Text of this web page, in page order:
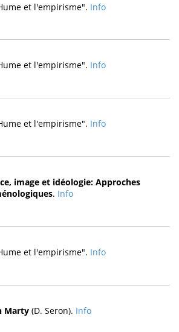
et l'empirisme". Info
et l'empirisme". Info
et l'empirisme". Info
image et idéologie: Approches
. Info
et l'empirisme". Info
Marty (D. Seron). Info